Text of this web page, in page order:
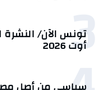
3
أوت 2026